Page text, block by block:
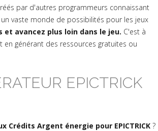
par d'autres programmeurs connaissant
vaste monde de possibilités pour les jeux
avancez plus loin dans le jeu. C'est à
générant des ressources gratuites ou
EPICTRICK
Crédits Argent énergie pour EPICTRICK ?